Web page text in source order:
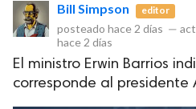
Bill Simpson editor
posteado hace 2 días —
hace 2 días
El ministro Erwin Barrios
corresponde al presidente